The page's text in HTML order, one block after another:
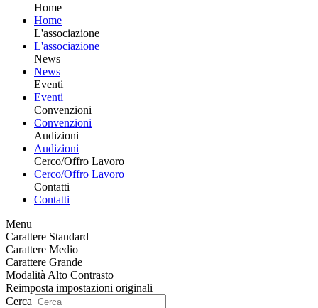
Home
Home
L'associazione
L'associazione
News
News
Eventi
Eventi
Convenzioni
Convenzioni
Audizioni
Audizioni
Cerco/Offro Lavoro
Cerco/Offro Lavoro
Contatti
Contatti
Menu
Carattere Standard
Carattere Medio
Carattere Grande
Modalità Alto Contrasto
Reimposta impostazioni originali
Cerca